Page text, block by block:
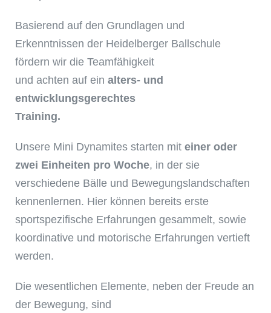
Basierend auf den Grundlagen und
Erkenntnissen der Heidelberger Ballschule
fördern wir die Teamfähigkeit
und achten auf ein alters- und
entwicklungsgerechtes
Training.
Unsere Mini Dynamites starten mit einer oder
zwei Einheiten pro Woche, in der sie
verschiedene Bälle und Bewegungslandschaften
kennenlernen. Hier können bereits erste
sportspezifische Erfahrungen gesammelt, sowie
koordinative und motorische Erfahrungen vertieft
werden.
Die wesentlichen Elemente, neben der Freude an
der Bewegung, sind